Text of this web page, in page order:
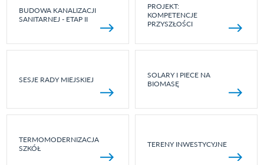
BUDOWA KANALIZACJI
SANITARNEJ - ETAP II
PROJEKT:
KOMPETENCJE
PRZYSZŁOŚCI
SESJE RADY MIEJSKIEJ
SOLARY I PIECE NA
BIOMASĘ
TERMOMODERNIZACJA
SZKÓŁ
TERENY INWESTYCYJNE